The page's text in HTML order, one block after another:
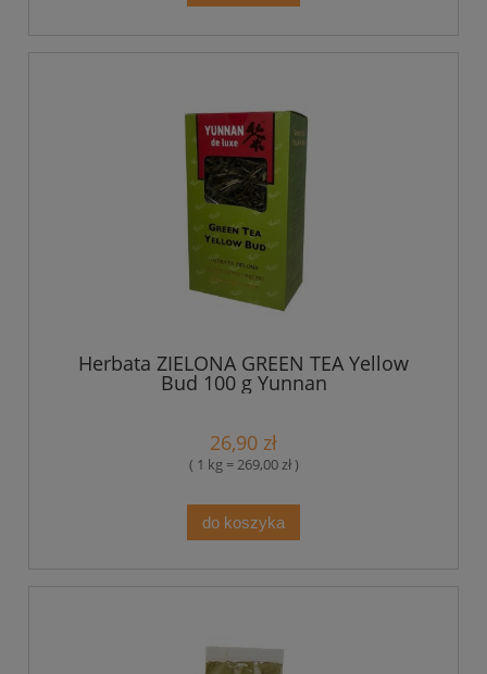
Herbata ZIELONA GREEN TEA Yellow
Bud 100 g Yunnan
26,90 zł
( 1 kg = 269,00 zł )
do koszyka